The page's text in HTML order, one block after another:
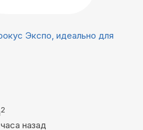
Экспо, идеально для
2
назад